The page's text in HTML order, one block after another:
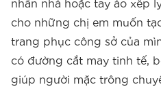
nhấn nhá hoặc tay áo xếp
cho những chị em muốn
trang phục công sở của
có đường cắt may tinh tế,
giúp người mặc trông